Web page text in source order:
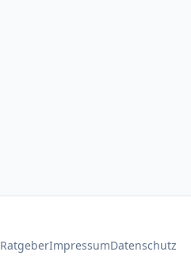
RatgeberImpressumDatenschutz